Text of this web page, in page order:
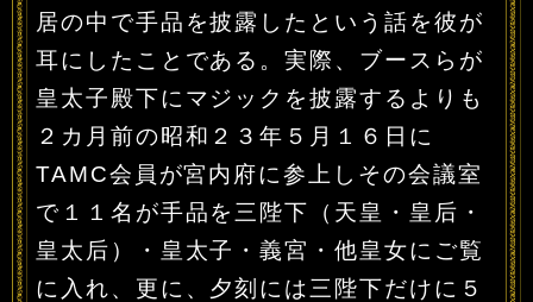
居の中で手品を披露したという話を彼が
耳にしたことである。実際、ブースらが
皇太子殿下にマジックを披露するよりも
２カ月前の昭和２３年５月１６日に
TAMC会員が宮内府に参上しその会議室
で１１名が手品を三陛下（天皇・皇后・
皇太后）・皇太子・義宮・他皇女にご覧
に入れ、更に、夕刻には三陛下だけに５